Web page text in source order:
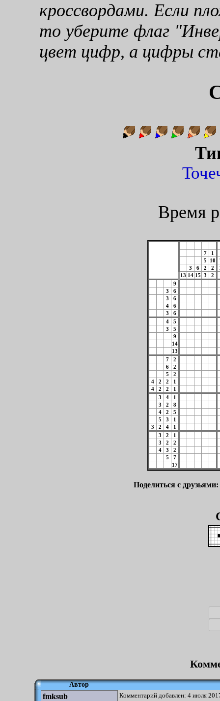
кроссвордами. Если
то уберите флаг
цвет цифр, а цифры
Время
7 1
5
10
3
6 2 2
13 14 15 3 2
9
3
6
3
6
4
6
3
6
4
5
3
5
9
14
13
7
2
6
2
5
2
4
2 2
1
4
2 2
1
3
4
1
3
2
8
4
2
5
5
3
1
3
2 4
1
3
2
1
3
2
2
4
3
2
5
7
17
Поделиться с друзьями:
Автор
fmksub Комментарий добавлен: 4 июля